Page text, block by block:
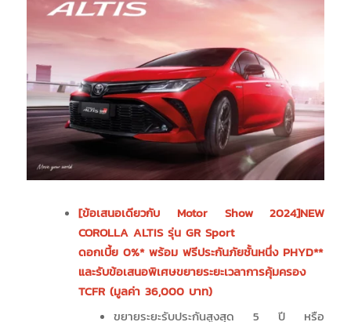
[ข้อเสนอเดียวกับ Motor Show 2024]NEW
COROLLA ALTIS รุ่น GR Sport
ดอกเบี้ย 0%* พร้อม ฟรีประกันภัยชั้นหนึ่ง PHYD**
และรับข้อเสนอพิเศษขยายระยะเวลาการคุ้มครอง
TCFR (มูลค่า 36,000 บาท)
ขยายระยะรับประกันสูงสุด 5 ปี หรือ